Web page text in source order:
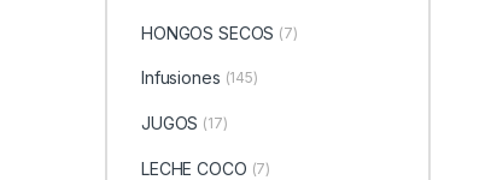
HONGOS SECOS (7)
Infusiones (145)
JUGOS (17)
LECHE COCO (7)